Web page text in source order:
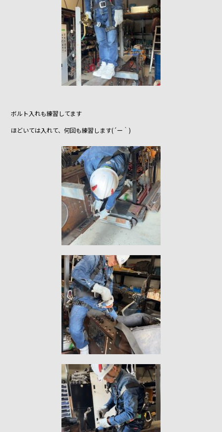
ボルト入れも練習してます
ほどいては入れて、何回も練習します(´ー｀)